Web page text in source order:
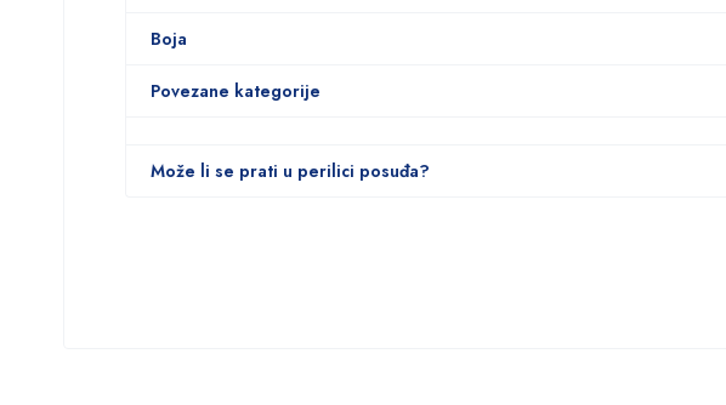
Boja
Povezane kategorije
Može li se prati u perilici posuđa?